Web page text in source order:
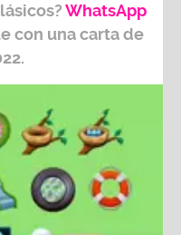
WhatsApp
con una carta de